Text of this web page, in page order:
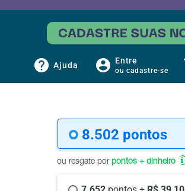
Ajuda Entre
ou cadastre-se
8.502 pontos
ou resgate por pontos + dinheiro